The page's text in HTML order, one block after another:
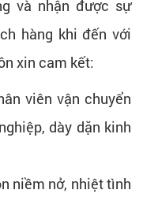
và nhận được sự
hàng khi đến với
xin cam kết:
viên vận chuyển
dày dặn kinh
niềm nở, nhiệt tình